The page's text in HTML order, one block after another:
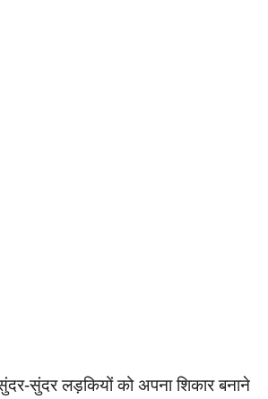
सुंदर-सुंदर लड़कियों को अपना शिकार बनाने